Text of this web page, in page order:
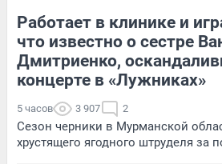
Работает в клинике и
что известно о сестре
Дмитриенко,
концерте в «Лужниках»
5 часов 3 907 2
Сезон черники в Мурманской
хрустящего ягодного штруделя за